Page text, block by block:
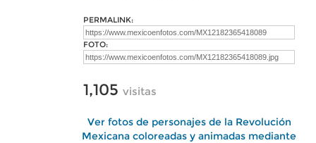
PERMALINK:
FOTO:
1,105 visitas
Ver fotos de personajes de la Revolución
Mexicana coloreadas y animadas mediante